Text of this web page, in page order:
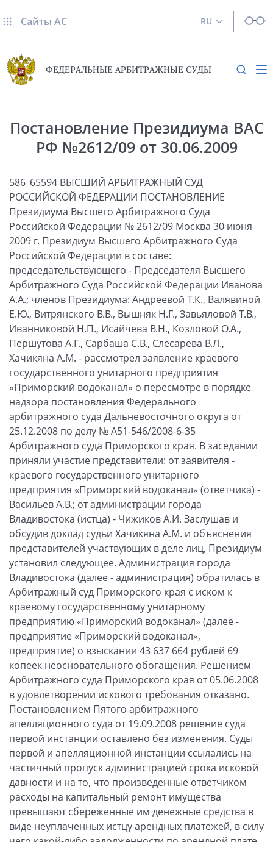
RU
Сайты AC
ФЕДЕРАЛЬНЫЕ АРБИТРАЖНЫЕ СУДЫ
Постановление Президиума ВАС
РФ №2612/09 от 30.06.2009
586_65594 ВЫСШИЙ АРБИТРАЖНЫЙ СУД
РОССИЙСКОЙ ФЕДЕРАЦИИ ПОСТАНОВЛЕНИЕ
Президиума Высшего Арбитражного Суда
Российской Федерации № 2612/09 Москва 30 июня
2009 г. Президиум Высшего Арбитражного Суда
Российской Федерации в составе:
председательствующего - Председателя Высшего
Арбитражного Суда Российской Федерации Иванова
А.А.; членов Президиума: Андреевой Т.К., Валявиной
Е.Ю., Витрянского В.В., Вышняк Н.Г., Завьяловой Т.В.,
Иванниковой Н.П., Исайчева В.Н., Козловой О.А.,
Першутова А.Г., Сарбаша С.В., Слесарева В.Л.,
Хачикяна А.М. - рассмотрел заявление краевого
государственного унитарного предприятия
«Приморский водоканал» о пересмотре в порядке
надзора постановления Федерального
арбитражного суда Дальневосточного округа от
25.12.2008 по делу № А51-546/2008-6-35
Арбитражного суда Приморского края. В заседании
приняли участие представители: от заявителя -
краевого государственного унитарного
предприятия «Приморский водоканал» (ответчика) -
Васильев А.В.; от администрации города
Владивостока (истца) - Чижиков А.И. Заслушав и
обсудив доклад судьи Хачикяна А.М. и объяснения
представителей участвующих в деле лиц, Президиум
установил следующее. Администрация города
Владивостока (далее - администрация) обратилась в
Арбитражный суд Приморского края с иском к
краевому государственному унитарному
предприятию «Приморский водоканал» (далее -
предприятие «Приморский водоканал»,
предприятие) о взыскании 43 637 664 рублей 69
копеек неосновательного обогащения. Решением
Арбитражного суда Приморского края от 05.06.2008
в удовлетворении искового требования отказано.
Постановлением Пятого арбитражного
апелляционного суда от 19.09.2008 решение суда
первой инстанции оставлено без изменения. Суды
первой и апелляционной инстанции ссылались на
частичный пропуск администрацией срока исковой
давности и на то, что произведенные ответчиком
расходы на капитальный ремонт имущества
превышают сбереженные им денежные средства в
виде неуплаченных истцу арендных платежей, в силу